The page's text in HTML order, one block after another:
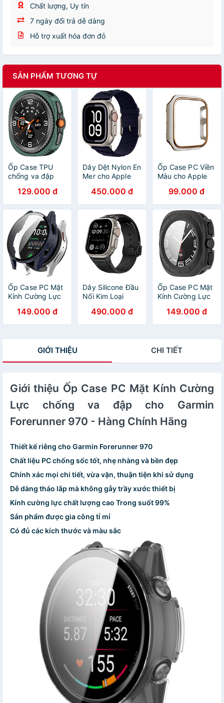
Chất lượng, Uy tín
7 ngày đổi trả dễ dàng
Hỗ trợ xuất hóa đơn đỏ
SẢN PHẨM TƯƠNG TỰ
Ốp Case TPU
chống va đập
Galaxy Watch8
Classic 46mm -
Hàng Chính Hãng
129.000 đ
Dây Dệt Nylon En
Mer cho Apple
Apple Watch
Ultra Size
40/41/42mm &
44/45/46/49mm
- Hàng Chính
Hãng
450.000 đ
Ốp Case PC Viền
Màu cho Apple
4/5/6/SE/7/8/9/
Size
40mm/41mm/
- Hàng Chính
Hãng
99.000 đ
Ốp Case PC Mặt
Kính Cường Lực
cho Samsung
Galaxy Watch 7
149.000 đ
Dây Silicone Đầu
Nối Kim Loại
Apple Watch
Ultra 1/2 & Apple
490.000 đ
Ốp Case PC Mặt
Kính Cường Lực
cho Samsung
Galaxy Watch
149.000 đ
GIỚI THIỆU CHI TIẾT
Giới thiệu Ốp Case PC Mặt Kính Cường
Lực chống va đập cho Garmin
Forerunner 970 - Hàng Chính Hãng
Thiết kế riêng cho Garmin Forerunner 970
Chất liệu PC chống sốc tốt, nhẹ nhàng và bền đẹp
Chính xác mọi chi tiết, vừa vặn, thuận tiện khi sử dụng
Dễ dàng tháo lắp mà không gåy trầy xước thiết bị
Kính cường lực chất lượng cao Trong suốt 99%
Sản phẩm được gia công tỉ mỉ
Có đủ các kích thước và màu sắc